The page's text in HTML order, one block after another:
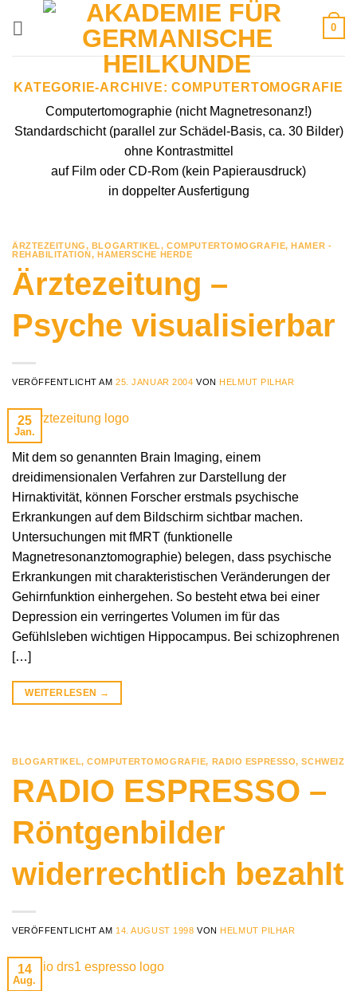
0
KATEGORIE-ARCHIVE:COMPUTERTOMOGRAFIE
Computertomographie (nicht Magnetresonanz!)
Standardschicht (parallel zur Schädel-Basis, ca. 30 Bilder)
ohne Kontrastmittel
auf Film oder CD-Rom (kein Papierausdruck)
in doppelter Ausfertigung
ÄRZTEZEITUNG, BLOGARTIKEL,COMPUTERTOMOGRAFIE,HAMER -
REHABILITATION, HAMERSCHE HERDE
Ärztezeitung –
Psyche visualisierbar
VERÖFFENTLICHT AM25. JANUAR 2004 VON HELMUT PILHAR
25
Jan.
Mit dem so genannten Brain Imaging, einem
dreidimensionalen Verfahren zur Darstellung der
Hirnaktivität, können Forscher erstmals psychische
Erkrankungen auf dem Bildschirm sichtbar machen.
Untersuchungen mit fMRT (funktionelle
Magnetresonanztomographie) belegen, dass psychische
Erkrankungen mit charakteristischen Veränderungen der
Gehirnfunktion einhergehen. So besteht etwa bei einer
Depression ein verringertes Volumen im für das
Gefühlsleben wichtigen Hippocampus. Bei schizophrenen
[…]
WEITERLESEN →
BLOGARTIKEL,COMPUTERTOMOGRAFIE, RADIO ESPRESSO,SCHWEIZ
RADIO ESPRESSO –
Röntgenbilder
widerrechtlich bezahlt
VERÖFFENTLICHT AM 14. AUGUST 1998 VON HELMUT PILHAR
14
Aug.